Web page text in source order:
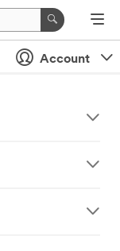
Account